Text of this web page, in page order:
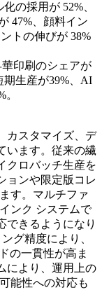
の採用が 52%、
47%、顔料イン
トの伸びが 38%
印刷のシェアが
期生産が39%、AI
カスタマイズ、デ
います。従来の繊
クロバッチ生産を
ョンや限定版コレ
す。マルチファ
ンク システムで
できるようになり
グ精度により、
の一貫性が高ま
により、運用上の
能性への対応も